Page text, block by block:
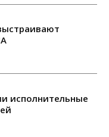
исполнительные